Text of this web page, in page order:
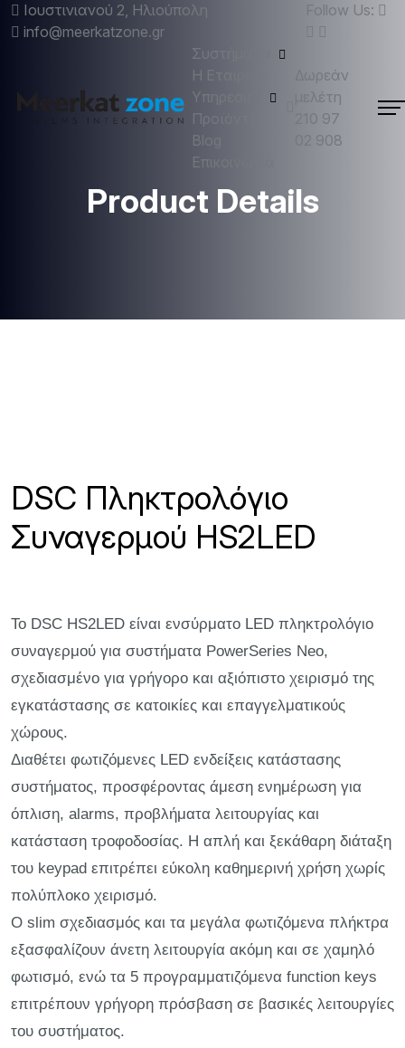
Ιουστινιανού 2, Ηλιούπολη
info@meerkatzone.gr
Follow Us:
Συστήματα
Η Εταιρεία
Υπηρεσίες
Προϊόντα
Blog
Επικοινωνία
Δωρεάν
μελέτη
210 97
02 908
Product Details
DSC Πληκτρολόγιο
Συναγερμού HS2LED
Το DSC HS2LED είναι ενσύρματο LED πληκτρολόγιο
συναγερμού για συστήματα PowerSeries Neo,
σχεδιασμένο για γρήγορο και αξιόπιστο χειρισμό της
εγκατάστασης σε κατοικίες και επαγγελματικούς
χώρους.
Διαθέτει φωτιζόμενες LED ενδείξεις κατάστασης
συστήματος, προσφέροντας άμεση ενημέρωση για
όπλιση, alarms, προβλήματα λειτουργίας και
κατάσταση τροφοδοσίας. Η απλή και ξεκάθαρη διάταξη
του keypad επιτρέπει εύκολη καθημερινή χρήση χωρίς
πολύπλοκο χειρισμό.
Ο slim σχεδιασμός και τα μεγάλα φωτιζόμενα πλήκτρα
εξασφαλίζουν άνετη λειτουργία ακόμη και σε χαμηλό
φωτισμό, ενώ τα 5 προγραμματιζόμενα function keys
επιτρέπουν γρήγορη πρόσβαση σε βασικές λειτουργίες
του συστήματος.